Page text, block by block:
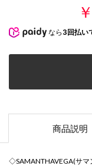
なら 3回払い
商品説明
◇SAMANTHAVEGA(サ